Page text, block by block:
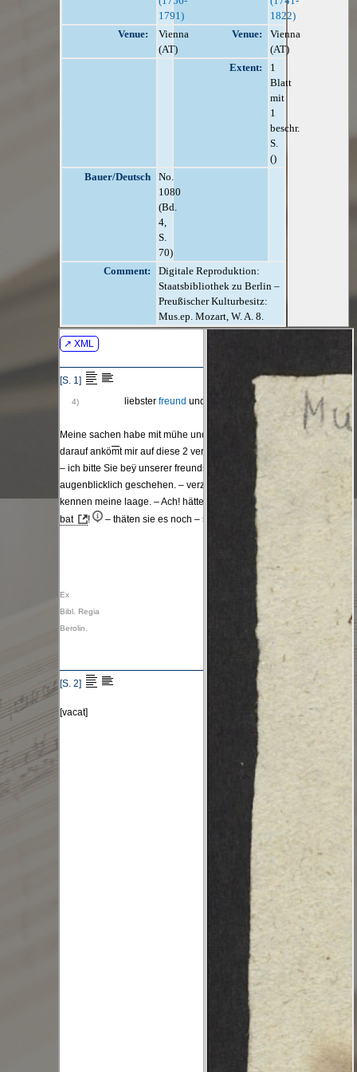
1791)
1822)
Venue:
Vienna
(AT)
Venue:
Vienna
(AT)
Extent:
1
Blatt
mit
1
beschr.
S.
()
Bauer/Deutsch
No.
1080
(Bd.
4,
S.
70)
Comment:
Digitale Reproduktion:
Staatsbibliothek zu Berlin –
Preußischer Kulturbesitz:
Mus.ep. Mozart, W. A. 8.